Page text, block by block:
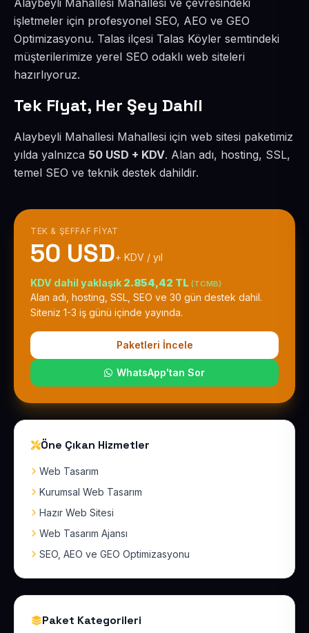
Alaybeyli Mahallesi Mahallesi ve çevresindeki
işletmeler için profesyonel SEO, AEO ve GEO
Optimizasyonu. Talas ilçesi Talas Köyler semtindeki
müşterilerimize yerel SEO odaklı web siteleri
hazırlıyoruz.
Tek Fiyat, Her Şey Dahil
Alaybeyli Mahallesi Mahallesi için web sitesi paketimiz
yılda yalnızca 50 USD + KDV. Alan adı, hosting, SSL,
temel SEO ve teknik destek dahildir.
TEK & ŞEFFAF FIYAT
50 USD+ KDV / yıl
KDV dahil yaklaşık 2.854,42 TL (TCMB)
Alan adı, hosting, SSL, SEO ve 30 gün destek dahil.
Siteniz 1-3 iş günü içinde yayında.
Paketleri İncele
WhatsApp'tan Sor
Öne Çıkan Hizmetler
Web Tasarım
Kurumsal Web Tasarım
Hazır Web Sitesi
Web Tasarım Ajansı
SEO, AEO ve GEO Optimizasyonu
Paket Kategorileri